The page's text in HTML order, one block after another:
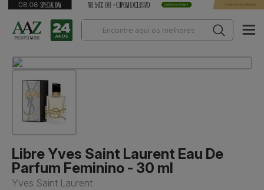
Libre Yves Saint Laurent Eau De
Parfum Feminino - 30 ml
Yves Saint Laurent